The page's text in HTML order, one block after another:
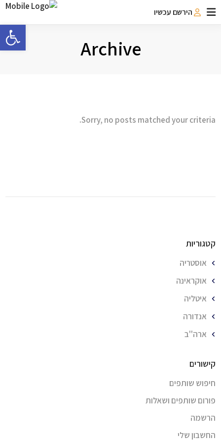
הירשם עכשיו
Archive
Sorry, no posts matched your criteria.
קטגוריות
אוסטריה
אוקראינה
איטליה
אנדורה
ארה''ב
קישורים
חיפוש שותפים
פורום שותפים ושאלות
הרשמה
החשבון שלי